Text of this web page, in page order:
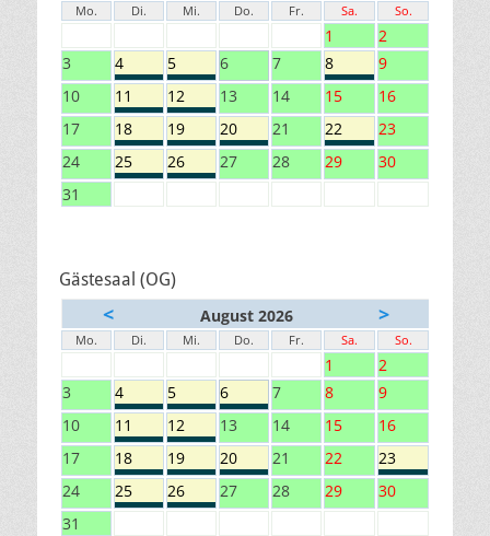
Mo. Di. Mi. Do. Fr. Sa. So.
1
2
3
4 5 6 7 8
9
10
11 12 13 14 15
16
17
18 19 20 21 22
23
24
25 26 27 28 29
30
31
Gästesaal (OG)
< August 2026 >
Mo. Di. Mi. Do. Fr. Sa. So.
1
2
3
4 5 6 7 8
9
10
11 12 13 14 15
16
17
18 19 20 21 22
23
24
25 26 27 28 29
30
31